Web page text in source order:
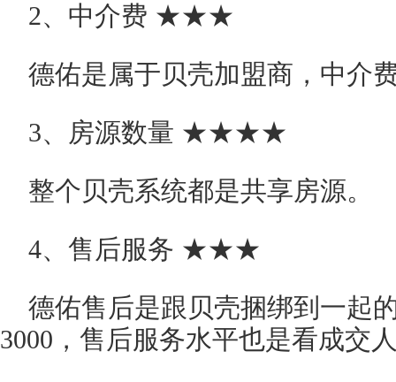
2、中介费 ★★★
德佑是属于贝壳加盟商，中介
3、房源数量 ★★★★
整个贝壳系统都是共享房源。
4、售后服务 ★★★
德佑售后是跟贝壳捆绑到一起
3000，售后服务水平也是看成交